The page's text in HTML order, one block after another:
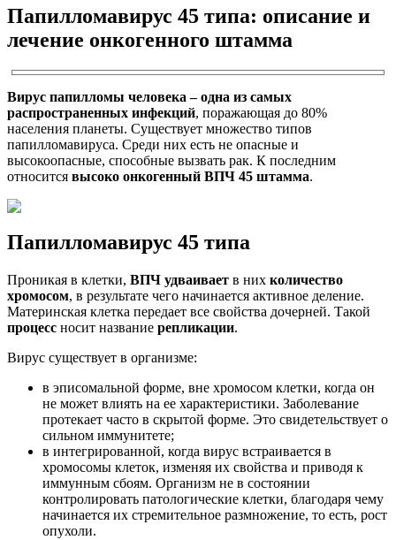
Папилломавирус 45 типа: описание и
лечение онкогенного штамма
Вирус папилломы человека – одна из самых
распространенных инфекций, поражающая до 80%
населения планеты. Существует множество типов
папилломавируса. Среди них есть не опасные и
высокоопасные, способные вызвать рак. К последним
относится высоко онкогенный ВПЧ 45 штамма.
Папилломавирус 45 типа
Проникая в клетки, ВПЧ удваивает в них количество
хромосом, в результате чего начинается активное деление.
Материнская клетка передает все свойства дочерней. Такой
процесс носит название репликации.
Вирус существует в организме:
в эписомальной форме, вне хромосом клетки, когда он
не может влиять на ее характеристики. Заболевание
протекает часто в скрытой форме. Это свидетельствует о
сильном иммунитете;
в интегрированной, когда вирус встраивается в
хромосомы клеток, изменяя их свойства и приводя к
иммунным сбоям. Организм не в состоянии
контролировать патологические клетки, благодаря чему
начинается их стремительное размножение, то есть, рост
опухоли.